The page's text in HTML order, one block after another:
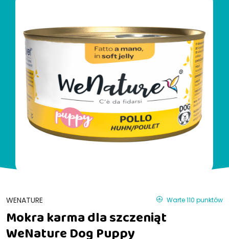
WENATURE Warte 110 punktów
Mokra karma dla szczeniąt
WeNature Dog Puppy